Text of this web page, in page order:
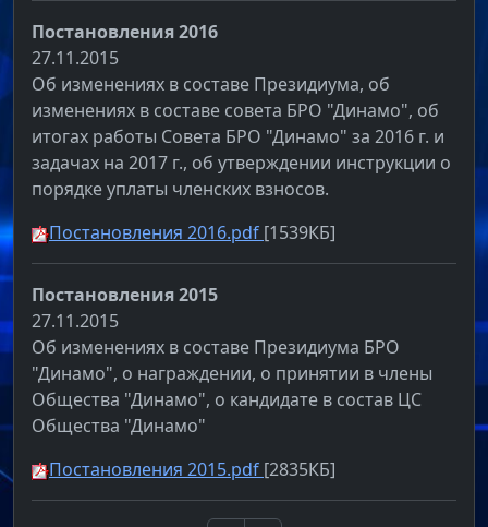
Постановления 2016
27.11.2015
Об изменениях в составе Президиума, об
изменениях в составе совета БРО "Динамо", об
итогах работы Совета БРО "Динамо" за 2016 г. и
задачах на 2017 г., об утверждении инструкции о
порядке уплаты членских взносов.
Постановления 2016.pdf [1539КБ]
Постановления 2015
27.11.2015
Об изменениях в составе Президиума БРО
"Динамо", о награждении, о принятии в члены
Общества "Динамо", о кандидате в состав ЦС
Общества "Динамо"
Постановления 2015.pdf [2835КБ]